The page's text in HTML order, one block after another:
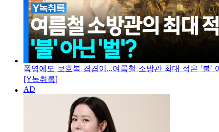
폭염에도 보호복 겹겹이...여름철 소방관 최대 적은 '불'
[Y녹취록]